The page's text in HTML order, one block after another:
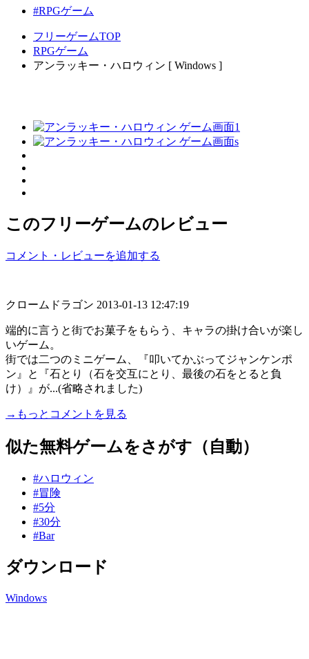
#RPGゲーム
フリーゲームTOP
RPGゲーム
アンラッキー・ハロウィン [ Windows ]
このフリーゲームのレビュー
コメント・レビューを追加する
クロームドラゴン 2013-01-13 12:47:19
端的に言うと街でお菓子をもらう、キャラの掛け合いが楽し
いゲーム。
街では二つのミニゲーム、『叩いてかぶってジャンケンポ
ン』と『石とり（石を交互にとり、最後の石をとると負
け）』が...(省略されました)
→もっとコメントを見る
似た無料ゲームをさがす（自動）
#ハロウィン
#冒険
#5分
#30分
#Bar
ダウンロード
Windows